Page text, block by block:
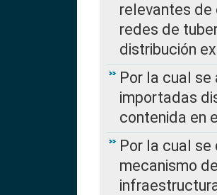
relevantes de
redes de
distribución
Por la cual
importadas
contenida en
Por la cual se
mecanismo